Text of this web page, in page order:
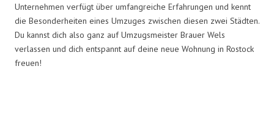
Unternehmen verfügt über umfangreiche Erfahrungen und kennt
die Besonderheiten eines Umzuges zwischen diesen zwei Städten.
Du kannst dich also ganz auf Umzugsmeister Brauer Wels
verlassen und dich entspannt auf deine neue Wohnung in Rostock
freuen!